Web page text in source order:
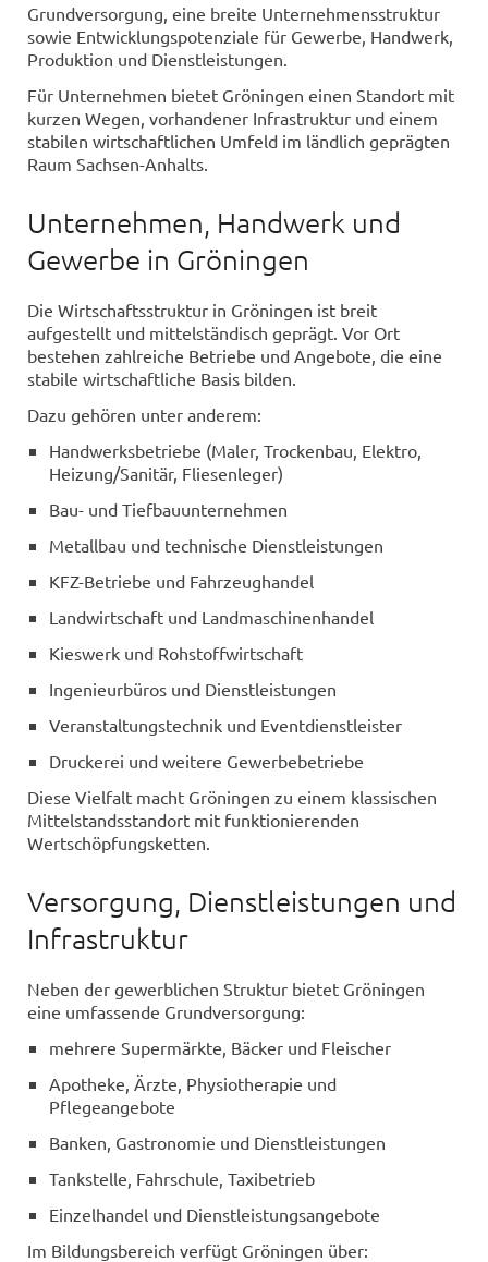
Grundversorgung, eine breite Unternehmensstruktur
sowie Entwicklungspotenziale für Gewerbe, Handwerk,
Produktion und Dienstleistungen.
Für Unternehmen bietet Gröningen einen Standort mit
kurzen Wegen, vorhandener Infrastruktur und einem
stabilen wirtschaftlichen Umfeld im ländlich geprägten
Raum Sachsen-Anhalts.
Unternehmen, Handwerk und
Gewerbe in Gröningen
Die Wirtschaftsstruktur in Gröningen ist breit
aufgestellt und mittelständisch geprägt. Vor Ort
bestehen zahlreiche Betriebe und Angebote, die eine
stabile wirtschaftliche Basis bilden.
Dazu gehören unter anderem:
Handwerksbetriebe (Maler, Trockenbau, Elektro,
Heizung/Sanitär, Fliesenleger)
Bau- und Tiefbauunternehmen
Metallbau und technische Dienstleistungen
KFZ-Betriebe und Fahrzeughandel
Landwirtschaft und Landmaschinenhandel
Kieswerk und Rohstoffwirtschaft
Ingenieurbüros und Dienstleistungen
Veranstaltungstechnik und Eventdienstleister
Druckerei und weitere Gewerbebetriebe
Diese Vielfalt macht Gröningen zu einem klassischen
Mittelstandsstandort mit funktionierenden
Wertschöpfungsketten.
Versorgung, Dienstleistungen und
Infrastruktur
Neben der gewerblichen Struktur bietet Gröningen
eine umfassende Grundversorgung:
mehrere Supermärkte, Bäcker und Fleischer
Apotheke, Ärzte, Physiotherapie und
Pflegeangebote
Banken, Gastronomie und Dienstleistungen
Tankstelle, Fahrschule, Taxibetrieb
Einzelhandel und Dienstleistungsangebote
Im Bildungsbereich verfügt Gröningen über: